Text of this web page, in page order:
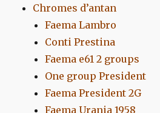
Chromes d’antan
Faema Lambro
Conti Prestina
Faema e61 2 groups
One group President
Faema President 2G
Faema Urania 1958